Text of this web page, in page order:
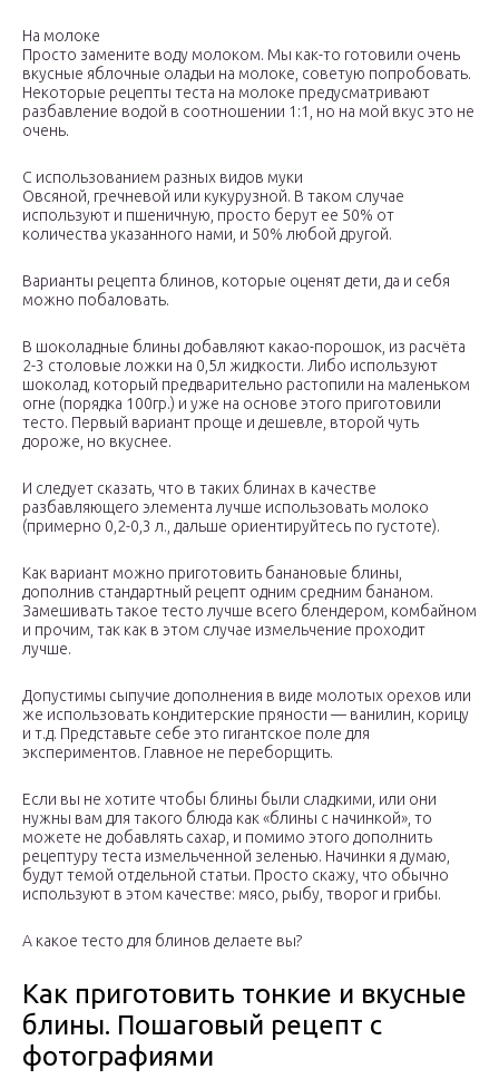
На молоке
Просто замените воду молоком. Мы как-то готовили очень
вкусные яблочные оладьи на молоке, советую попробовать.
Некоторые рецепты теста на молоке предусматривают
разбавление водой в соотношении 1:1, но на мой вкус это не
очень.
С использованием разных видов муки
Овсяной, гречневой или кукурузной. В таком случае
используют и пшеничную, просто берут ее 50% от
количества указанного нами, и 50% любой другой.
Варианты рецепта блинов, которые оценят дети, да и себя
можно побаловать.
В шоколадные блины добавляют какао-порошок, из расчёта
2-3 столовые ложки на 0,5л жидкости. Либо используют
шоколад, который предварительно растопили на маленьком
огне (порядка 100гр.) и уже на основе этого приготовили
тесто. Первый вариант проще и дешевле, второй чуть
дороже, но вкуснее.
И следует сказать, что в таких блинах в качестве
разбавляющего элемента лучше использовать молоко
(примерно 0,2-0,3 л., дальше ориентируйтесь по густоте).
Как вариант можно приготовить банановые блины,
дополнив стандартный рецепт одним средним бананом.
Замешивать такое тесто лучше всего блендером, комбайном
и прочим, так как в этом случае измельчение проходит
лучше.
Допустимы сыпучие дополнения в виде молотых орехов или
же использовать кондитерские пряности — ванилин, корицу
и т.д. Представьте себе это гигантское поле для
экспериментов. Главное не переборщить.
Если вы не хотите чтобы блины были сладкими, или они
нужны вам для такого блюда как «блины с начинкой», то
можете не добавлять сахар, и помимо этого дополнить
рецептуру теста измельченной зеленью. Начинки я думаю,
будут темой отдельной статьи. Просто скажу, что обычно
используют в этом качестве: мясо, рыбу, творог и грибы.
А какое тесто для блинов делаете вы?
Как приготовить тонкие и вкусные
блины. Пошаговый рецепт с
фотографиями